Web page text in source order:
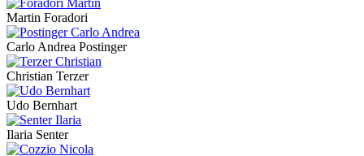
Martin Foradori
Carlo Andrea Postinger
Christian Terzer
Udo Bernhart
Ilaria Senter